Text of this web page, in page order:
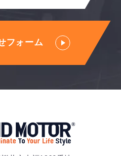
フォーム